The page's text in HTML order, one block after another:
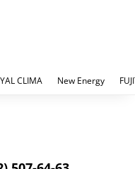
CLIMA New Energy